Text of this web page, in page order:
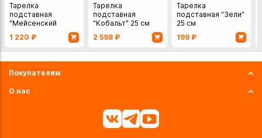
Тарелка
подставная
"Мейсенский
1 220 ₽
Тарелка
подставная
"Кобальт" 25 см
2 598 ₽
Тарелка
подставная "Зели"
25 см
199 ₽
Покупателям
О нас